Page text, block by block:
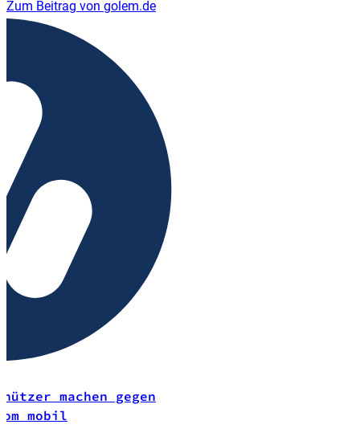
Eine offizielle Beschwerde soll bald folgen.
Zum Beitrag von golem.de
machen gegen
mobil